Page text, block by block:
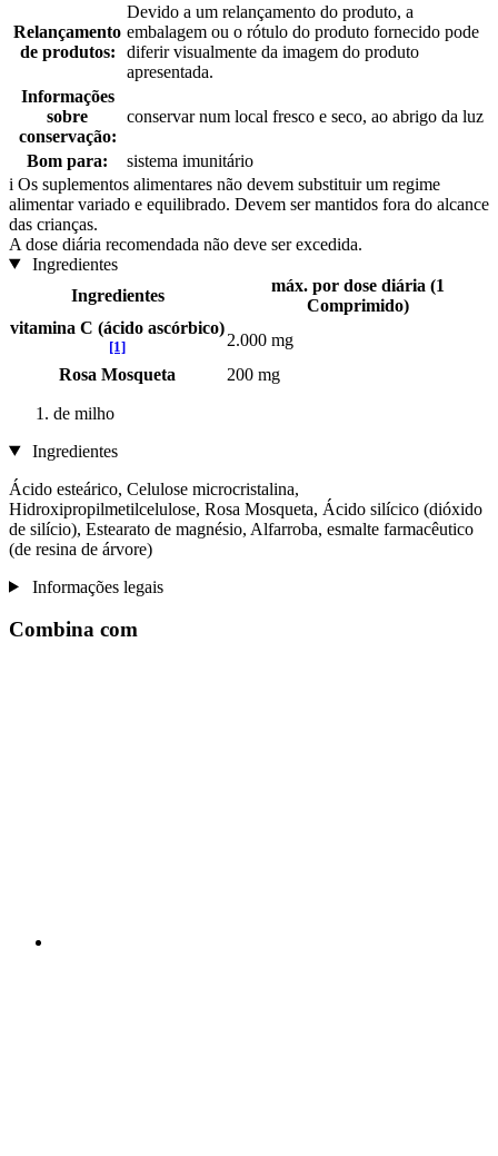
Relançamento
de produtos:
Devido a um relançamento do produto, a
embalagem ou o rótulo do produto fornecido pode
diferir visualmente da imagem do produto
apresentada.
Informações
sobre
conservação:
conservar num local fresco e seco, ao abrigo da luz
Bom para:
sistema imunitário
i Os suplementos alimentares não devem substituir um regime
alimentar variado e equilibrado. Devem ser mantidos fora do alcance
das crianças.
A dose diária recomendada não deve ser excedida.
Ingredientes
Ingredientes
máx. por dose diária (1
Comprimido)
vitamina C (ácido ascórbico)
[1]
2.000 mg
Rosa Mosqueta
200 mg
de milho
Ingredientes
Ácido esteárico, Celulose microcristalina,
Hidroxipropilmetilcelulose, Rosa Mosqueta, Ácido silícico (dióxido
de silício), Estearato de magnésio, Alfarroba, esmalte farmacêutico
(de resina de árvore)
Informações legais
Combina com